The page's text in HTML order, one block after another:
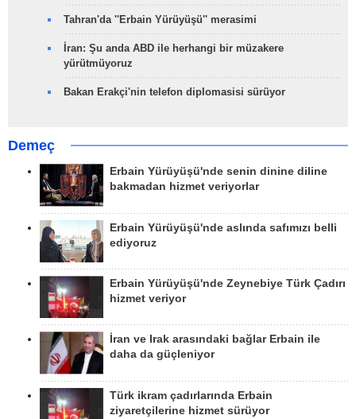
Tahran'da ''Erbain Yürüyüşü'' merasimi
İran: Şu anda ABD ile herhangi bir müzakere
yürütmüyoruz
Bakan Erakçi'nin telefon diplomasisi sürüyor
Demeç
Erbain Yürüyüşü'nde senin dinine diline
bakmadan hizmet veriyorlar
Erbain Yürüyüşü'nde aslında safımızı belli
ediyoruz
Erbain Yürüyüşü'nde Zeynebiye Türk Çadırı
hizmet veriyor
İran ve Irak arasındaki bağlar Erbain ile
daha da güçleniyor
Türk ikram çadırlarında Erbain
ziyaretçilerine hizmet sürüyor